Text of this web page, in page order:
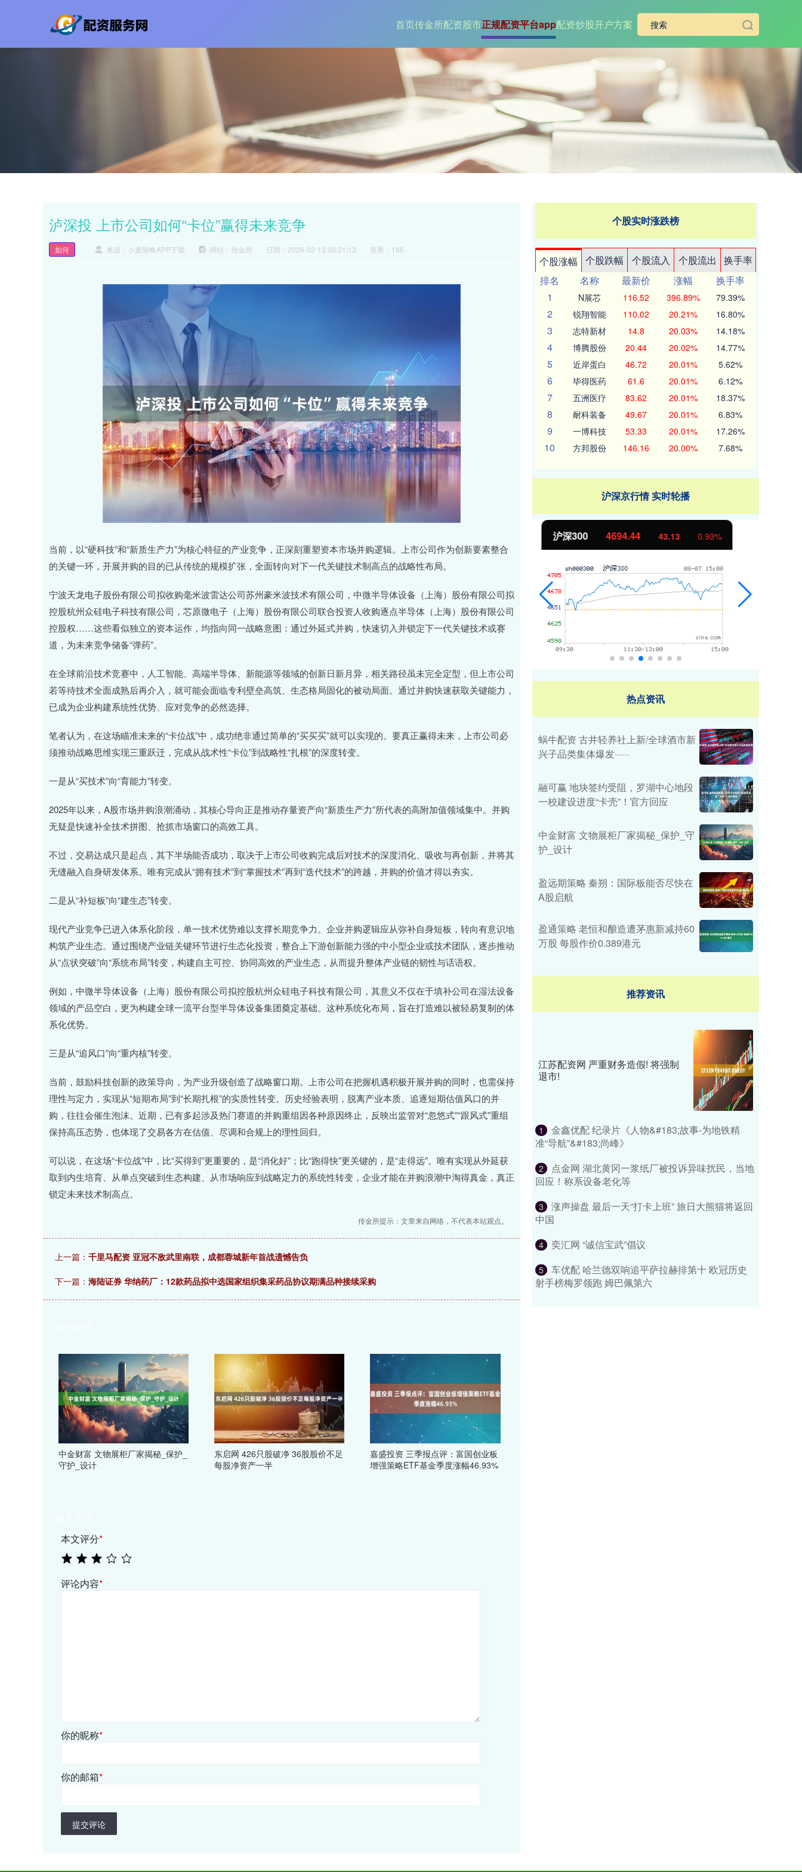
首页传金所配资股市正规配资平台app配资炒股开户方案
泸深投 上市公司如何“卡位”赢得未来竞争
如何 来源：小麦策略APP下载 网站：传金所 日期：2026-02-13 09:21:13 查看：186
当前，以“硬科技”和“新质生产力”为核心特征的产业竞争，正深刻重塑资本市场并购逻辑。上市公司作为创新要素整合
的关键一环，开展并购的目的已从传统的规模扩张，全面转向对下一代关键技术制高点的战略性布局。
宁波天龙电子股份有限公司拟收购毫米波雷达公司苏州豪米波技术有限公司，中微半导体设备（上海）股份有限公司拟
控股杭州众硅电子科技有限公司，芯原微电子（上海）股份有限公司联合投资人收购逐点半导体（上海）股份有限公司
控股权……这些看似独立的资本运作，均指向同一战略意图：通过外延式并购，快速切入并锁定下一代关键技术或赛
道，为未来竞争储备“弹药”。
在全球前沿技术竞赛中，人工智能、高端半导体、新能源等领域的创新日新月异，相关路径虽未完全定型，但上市公司
若等待技术全面成熟后再介入，就可能会面临专利壁垒高筑、生态格局固化的被动局面。通过并购快速获取关键能力，
已成为企业构建系统性优势、应对竞争的必然选择。
笔者认为，在这场瞄准未来的“卡位战”中，成功绝非通过简单的“买买买”就可以实现的。要真正赢得未来，上市公司必
须推动战略思维实现三重跃迁，完成从战术性“卡位”到战略性“扎根”的深度转变。
一是从“买技术”向“育能力”转变。
2025年以来，A股市场并购浪潮涌动，其核心导向正是推动存量资产向“新质生产力”所代表的高附加值领域集中。并购
无疑是快速补全技术拼图、抢抓市场窗口的高效工具。
不过，交易达成只是起点，其下半场能否成功，取决于上市公司收购完成后对技术的深度消化、吸收与再创新，并将其
无缝融入自身研发体系。唯有完成从“拥有技术”到“掌握技术”再到“迭代技术”的跨越，并购的价值才得以夯实。
二是从“补短板”向“建生态”转变。
现代产业竞争已进入体系化阶段，单一技术优势难以支撑长期竞争力。企业并购逻辑应从弥补自身短板，转向有意识地
构筑产业生态。通过围绕产业链关键环节进行生态化投资，整合上下游创新能力强的中小型企业或技术团队，逐步推动
从“点状突破”向“系统布局”转变，构建自主可控、协同高效的产业生态，从而提升整体产业链的韧性与话语权。
例如，中微半导体设备（上海）股份有限公司拟控股杭州众硅电子科技有限公司，其意义不仅在于填补公司在湿法设备
领域的产品空白，更为构建全球一流平台型半导体设备集团奠定基础。这种系统化布局，旨在打造难以被轻易复制的体
系化优势。
三是从“追风口”向“重内核”转变。
当前，鼓励科技创新的政策导向，为产业升级创造了战略窗口期。上市公司在把握机遇积极开展并购的同时，也需保持
理性与定力，实现从“短期布局”到“长期扎根”的实质性转变。历史经验表明，脱离产业本质、追逐短期估值风口的并
购，往往会催生泡沫。近期，已有多起涉及热门赛道的并购重组因各种原因终止，反映出监管对“忽悠式”“跟风式”重组
保持高压态势，也体现了交易各方在估值、尽调和合规上的理性回归。
可以说，在这场“卡位战”中，比“买得到”更重要的，是“消化好”；比“跑得快”更关键的，是“走得远”。唯有实现从外延获
取到内生培育、从单点突破到生态构建、从市场响应到战略定力的系统性转变，企业才能在并购浪潮中淘得真金，真正
锁定未来技术制高点。
传金所提示：文章来自网络，不代表本站观点。
上一篇： 千里马配资 亚冠不敌武里南联，成都蓉城新年首战遗憾告负
下一篇： 海陆证券 华纳药厂：12款药品拟中选国家组织集采药品协议期满品种接续采购
中金财富 文物展柜厂家揭秘_保护_
守护_设计
东启网 426只股破净 36股股价不足
每股净资产一半
嘉盛投资 三季报点评：富国创业板
增强策略ETF基金季度涨幅46.93%
本文评分*
评论内容*
你的昵称*
你的邮箱*
提交评论
个股实时涨跌榜
个股涨幅 个股跌幅 个股流入 个股流出
换手率
排名
名称 最新价 涨幅
换手率
1
N展芯 116.52 396.89% 79.39%
2 锐翔智能 110.02 20.21% 16.80%
3 志特新材 14.8 20.03% 14.18%
4 博腾股份 20.44 20.02% 14.77%
5 近岸蛋白 46.72 20.01% 5.62%
6 毕得医药 61.6 20.01% 6.12%
7 五洲医疗 83.62 20.01% 18.37%
8 耐科装备 49.67 20.01% 6.83%
9 一博科技 53.33 20.01% 17.26%
10 方邦股份 146.16 20.00% 7.68%
沪深京行情 实时轮播
北证50 1134.24 11.37 1.01%
热点资讯
蜗牛配资 古井轻养社上新/全球酒市新
兴子品类集体爆发······
融可赢 地块签约受阻，罗湖中心地段
一校建设进度“卡壳”！官方回应
中金财富 文物展柜厂家揭秘_保护_守
护_设计
盈远期策略 秦朔：国际板能否尽快在
A股启航
盈通策略 老恒和酿造遭茅惠新减持60
万股 每股作价0.389港元
推荐资讯
江苏配资网 严重财务造假! 将强制
退市!
1
金鑫优配 纪录片《人物&#183;故事-为地铁精
准“导航”&#183;尚峰》
2
点金网 湖北黄冈一浆纸厂被投诉异味扰民，当地
回应！称系设备老化等
3
涨声操盘 最后一天“打卡上班” 旅日大熊猫将返回
中国
4 奕汇网 “诚信宝武”倡议
5
车优配 哈兰德双响追平萨拉赫排第十 欧冠历史
射手榜梅罗领跑 姆巴佩第六